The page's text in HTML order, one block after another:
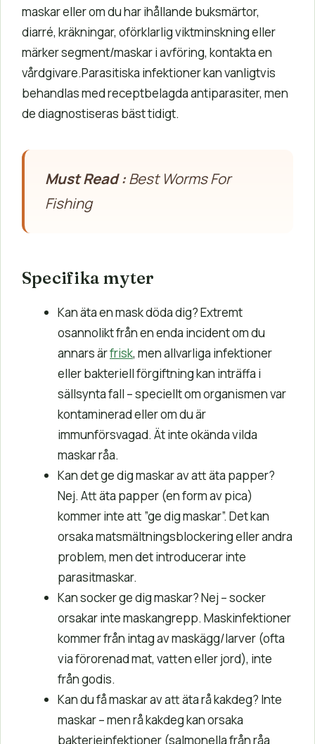
maskar eller om du har ihållande buksmärtor,
diarré, kräkningar, oförklarlig viktminskning eller
märker segment/maskar i avföring, kontakta en
vårdgivare.Parasitiska infektioner kan vanligtvis
behandlas med receptbelagda antiparasiter, men
de diagnostiseras bäst tidigt.
Must Read :Best Worms For
Fishing
Specifika myter
Kan äta en mask döda dig? Extremt
osannolikt från en enda incident om du
annars ärfrisk, men allvarliga infektioner
eller bakteriell förgiftning kan inträffa i
sällsynta fall – speciellt om organismen var
kontaminerad eller om du är
immunförsvagad. Ät inte okända vilda
maskar råa.
Kan det ge dig maskar av att äta papper?
Nej. Att äta papper (en form av pica)
kommer inte att ”ge dig maskar”. Det kan
orsaka matsmältningsblockering eller andra
problem, men det introducerar inte
parasitmaskar.
Kan socker ge dig maskar? Nej – socker
orsakar inte maskangrepp. Maskinfektioner
kommer från intag av maskägg/larver (ofta
via förorenad mat, vatten eller jord), inte
från godis.
Kan du få maskar av att äta rå kakdeg? Inte
maskar – men rå kakdeg kan orsaka
bakterieinfektioner (salmonella från råa